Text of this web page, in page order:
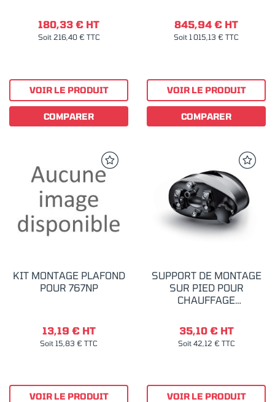
180,33 € HT
Soit 216,40 € TTC
VOIR LE PRODUIT
COMPARER
845,94 € HT
Soit 1 015,13 € TTC
VOIR LE PRODUIT
COMPARER
KIT MONTAGE PLAFOND
POUR 767NP
13,19 € HT
Soit 15,83 € TTC
VOIR LE PRODUIT
SUPPORT DE MONTAGE
SUR PIED POUR
CHAUFFAGE
35,10 € HT
Soit 42,12 € TTC
VOIR LE PRODUIT